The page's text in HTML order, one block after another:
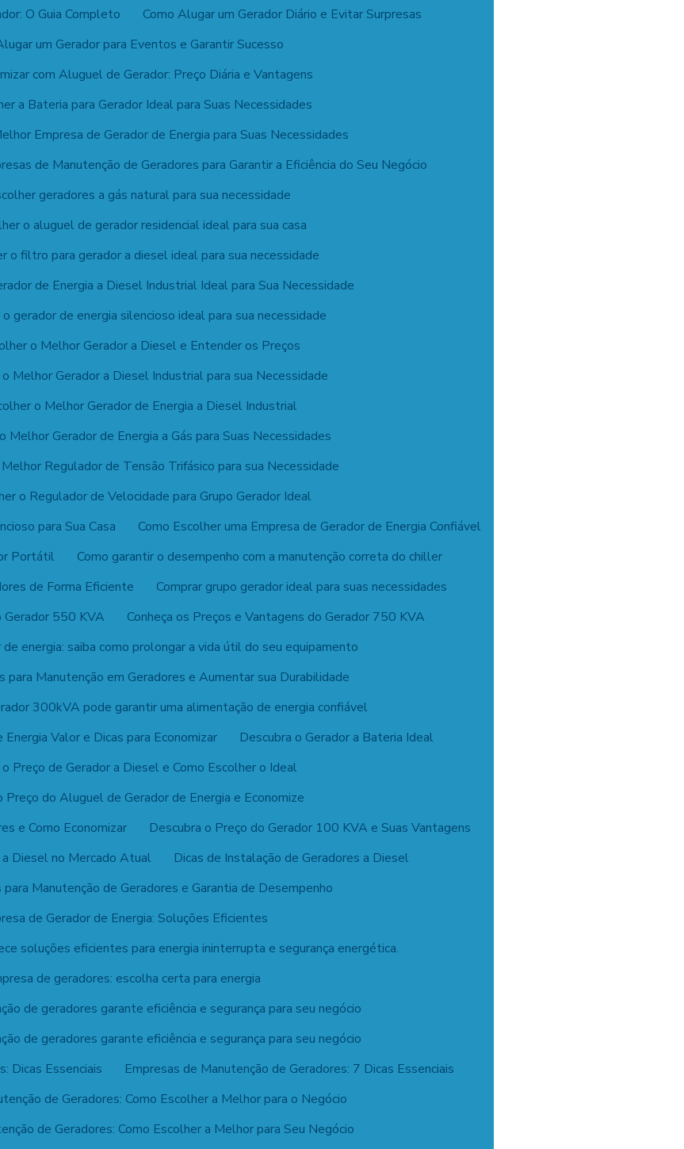
O Guia Completo
Como Alugar um Gerador Diário e Evitar Surpresas
um Gerador para Eventos e Garantir Sucesso
com Aluguel de Gerador: Preço Diária e Vantagens
a Bateria para Gerador Ideal para Suas Necessidades
Empresa de Gerador de Energia para Suas Necessidades
de Manutenção de Geradores para Garantir a Eficiência do Seu Negócio
geradores a gás natural para sua necessidade
o aluguel de gerador residencial ideal para sua casa
o filtro para gerador a diesel ideal para sua necessidade
de Energia a Diesel Industrial Ideal para Sua Necessidade
gerador de energia silencioso ideal para sua necessidade
o Melhor Gerador a Diesel e Entender os Preços
Melhor Gerador a Diesel Industrial para sua Necessidade
o Melhor Gerador de Energia a Diesel Industrial
Melhor Gerador de Energia a Gás para Suas Necessidades
Regulador de Tensão Trifásico para sua Necessidade
o Regulador de Velocidade para Grupo Gerador Ideal
para Sua Casa
Como Escolher uma Empresa de Gerador de Energia Confiável
Portátil
Como garantir o desempenho com a manutenção correta do chiller
de Forma Eficiente
Comprar grupo gerador ideal para suas necessidades
Gerador 550 KVA
Conheça os Preços e Vantagens do Gerador 750 KVA
energia: saiba como prolongar a vida útil do seu equipamento
para Manutenção em Geradores e Aumentar sua Durabilidade
300kVA pode garantir uma alimentação de energia confiável
Valor e Dicas para Economizar
Descubra o Gerador a Bateria Ideal
o Preço de Gerador a Diesel e Como Escolher o Ideal
Preço do Aluguel de Gerador de Energia e Economize
e Como Economizar
Descubra o Preço do Gerador 100 KVA e Suas Vantagens
Diesel no Mercado Atual
Dicas de Instalação de Geradores a Diesel
para Manutenção de Geradores e Garantia de Desempenho
de Gerador de Energia: Soluções Eficientes
soluções eficientes para energia ininterrupta e segurança energética.
de geradores: escolha certa para energia
de geradores garante eficiência e segurança para seu negócio
de geradores garante eficiência e segurança para seu negócio
Dicas Essenciais
Empresas de Manutenção de Geradores: 7 Dicas Essenciais
de Geradores: Como Escolher a Melhor para o Negócio
de Geradores: Como Escolher a Melhor para Seu Negócio